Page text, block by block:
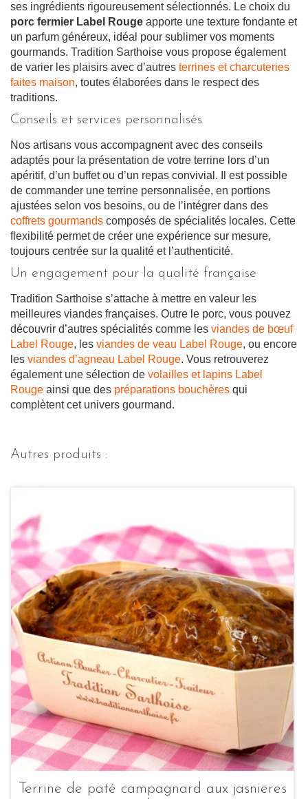
ses ingrédients rigoureusement sélectionnés. Le choix du
porc fermier Label Rouge apporte une texture fondante et
un parfum généreux, idéal pour sublimer vos moments
gourmands. Tradition Sarthoise vous propose également
de varier les plaisirs avec d’autres terrines et charcuteries
faites maison, toutes élaborées dans le respect des
traditions.
Conseils et services personnalisés
Nos artisans vous accompagnent avec des conseils
adaptés pour la présentation de votre terrine lors d’un
apéritif, d’un buffet ou d’un repas convivial. Il est possible
de commander une terrine personnalisée, en portions
ajustées selon vos besoins, ou de l’intégrer dans des
coffrets gourmands composés de spécialités locales. Cette
flexibilité permet de créer une expérience sur mesure,
toujours centrée sur la qualité et l’authenticité.
Un engagement pour la qualité française
Tradition Sarthoise s’attache à mettre en valeur les
meilleures viandes françaises. Outre le porc, vous pouvez
découvrir d’autres spécialités comme les viandes de bœuf
Label Rouge, les viandes de veau Label Rouge, ou encore
les viandes d’agneau Label Rouge. Vous retrouverez
également une sélection de volailles et lapins Label
Rouge ainsi que des préparations bouchères qui
complètent cet univers gourmand.
Autres produits :
Terrine de paté campagnard aux jasnieres